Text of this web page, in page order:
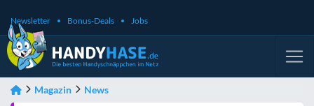
Newsletter Bonus-Deals Jobs
Magazin News